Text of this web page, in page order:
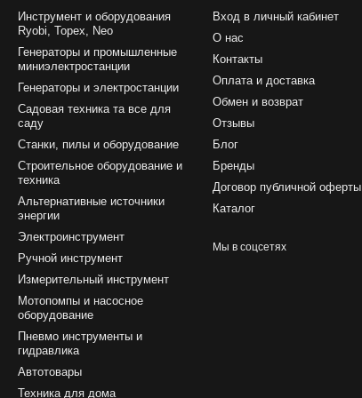
Инструмент и оборудования
Ryobi, Topex, Neo
Генераторы и промышленные
миниэлектростанции
Генераторы и электростанции
Садовая техника та все для
саду
Станки, пилы и оборудование
Строительное оборудование и
техника
Альтернативные источники
энергии
Электроинструмент
Ручной инструмент
Измерительный инструмент
Мотопомпы и насосное
оборудование
Пневмо инструменты и
гидравлика
Автотовары
Техника для дома
Вход в личный кабинет
О нас
Контакты
Оплата и доставка
Обмен и возврат
Отзывы
Блог
Бренды
Договор публичной оферты
Каталог
Мы в соцсетях